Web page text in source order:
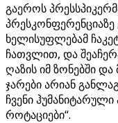
გაეროს
პრესკონფერენციაზე
ხელისუფლებამ
ჩათვლით, და
ღაზის იმ ზონებში
ჯარები არიან
ჩვენი
როტაციები“.